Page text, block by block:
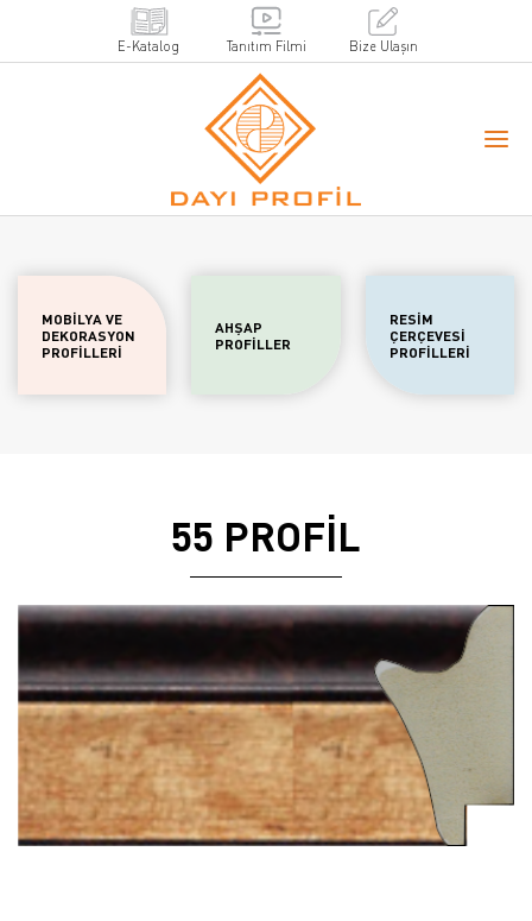
E-Katalog Tanıtım Filmi Bize Ulaşın
MOBİLYA VE
DEKORASYON
PROFİLLERİ
AHŞAP
PROFİLLER
RESİM
ÇERÇEVESİ
PROFİLLERİ
55 PROFİL